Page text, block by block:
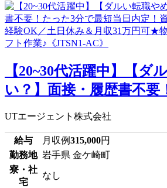
【20~30代活躍中】【ダ
い？】面接・履歴書不要
UTエージェント株式会社
給与 月収例315,000円
勤務地 岩手県 金ケ崎町
寮・社
宅
なし